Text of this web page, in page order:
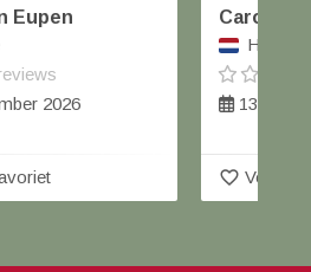
Eupen
2026
Carolus
13
favorite_border Voeg